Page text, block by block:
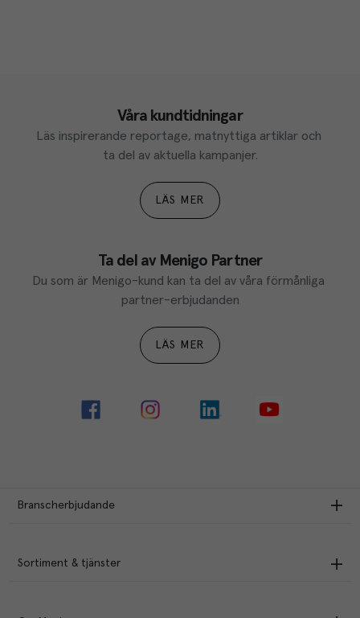
Våra kundtidningar
Läs inspirerande reportage, matnyttiga artiklar och
ta del av aktuella kampanjer.
LÄS MER
Ta del av Menigo Partner
Du som är Menigo-kund kan ta del av våra förmånliga
partner-erbjudanden
LÄS MER
Branscherbjudande
Sortiment & tjänster